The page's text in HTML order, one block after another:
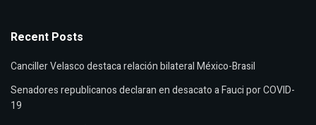
Recent Posts
Canciller Velasco destaca relación bilateral México-Brasil
Senadores republicanos declaran en desacato a Fauci por COVID-
19